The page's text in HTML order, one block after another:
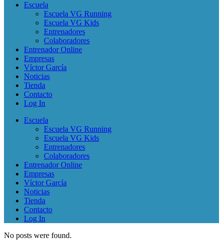
Escuela
Escuela VG Running
Escuela VG Kids
Entrenadores
Colaboradores
Entrenador Online
Empresas
Víctor García
Noticias
Tienda
Contacto
Log In
Escuela
Escuela VG Running
Escuela VG Kids
Entrenadores
Colaboradores
Entrenador Online
Empresas
Víctor García
Noticias
Tienda
Contacto
Log In
No posts were found.